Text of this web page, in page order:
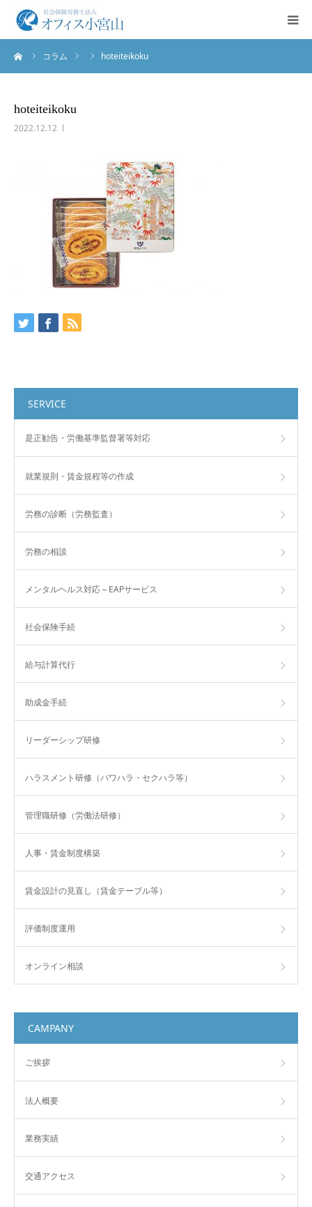
コラム hoteiteikoku
hoteiteikoku
2022.12.12
SERVICE
是正勧告・労働基準監督署等対応
就業規則・賃金規程等の作成
労務の診断（労務監査）
労務の相談
メンタルヘルス対応～EAPサービス
社会保険手続
給与計算代行
助成金手続
リーダーシップ研修
ハラスメント研修（パワハラ・セクハラ等）
管理職研修（労働法研修）
人事・賃金制度構築
賃金設計の見直し（賃金テーブル等）
評価制度運用
オンライン相談
CAMPANY
ご挨拶
法人概要
業務実績
交通アクセス
ご挨拶
お問合せ
English